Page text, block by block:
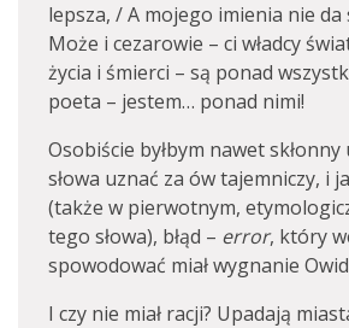
lepsza, / A mojego imienia nie da
Może i cezarowie – ci władcy
życia i śmierci – są ponad
poeta – jestem… ponad nimi!
Osobiście byłbym nawet
słowa uznać za ów tajemniczy, i
(także w pierwotnym,
tego słowa), błąd – error, który
spowodować miał wygnanie
I czy nie miał racji? Upadają